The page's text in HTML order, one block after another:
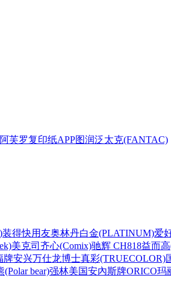
阿芙罗复印纸APP图润泛太克(FANTAC)
装得快用友奥林丹白金(PLATINUM)爱
美克司 齐心(Comix)驰辉 CH818益而
牌安兴万仕龙博士真彩(TRUECOLOR)
(Polar bear)强林美国安內斯牌ORICO玛